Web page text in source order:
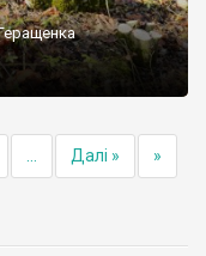
Далі » »